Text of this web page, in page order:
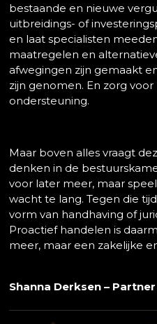
bestaande en nieuwe
uitbreidings- of
en laat specialisten
maatregelen en
afwegingen zijn gemaakt
zijn genomen. En zorg
ondersteuning.
Maar boven alles vraagt
denken in de
voor later meer, maar
wacht te lang. Tegen die
vorm van handhaving of
Proactief handelen is
meer, maar een zakelijke
Shanna Derksen –